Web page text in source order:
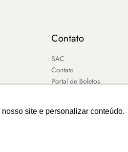
site e personalizar conteúdo.
Contato
SAC
Contato
Portal de Boletos